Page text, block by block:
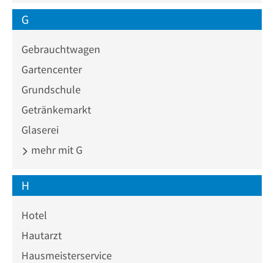
G
Gebrauchtwagen
Gartencenter
Grundschule
Getränkemarkt
Glaserei
mehr mit G
H
Hotel
Hautarzt
Hausmeisterservice